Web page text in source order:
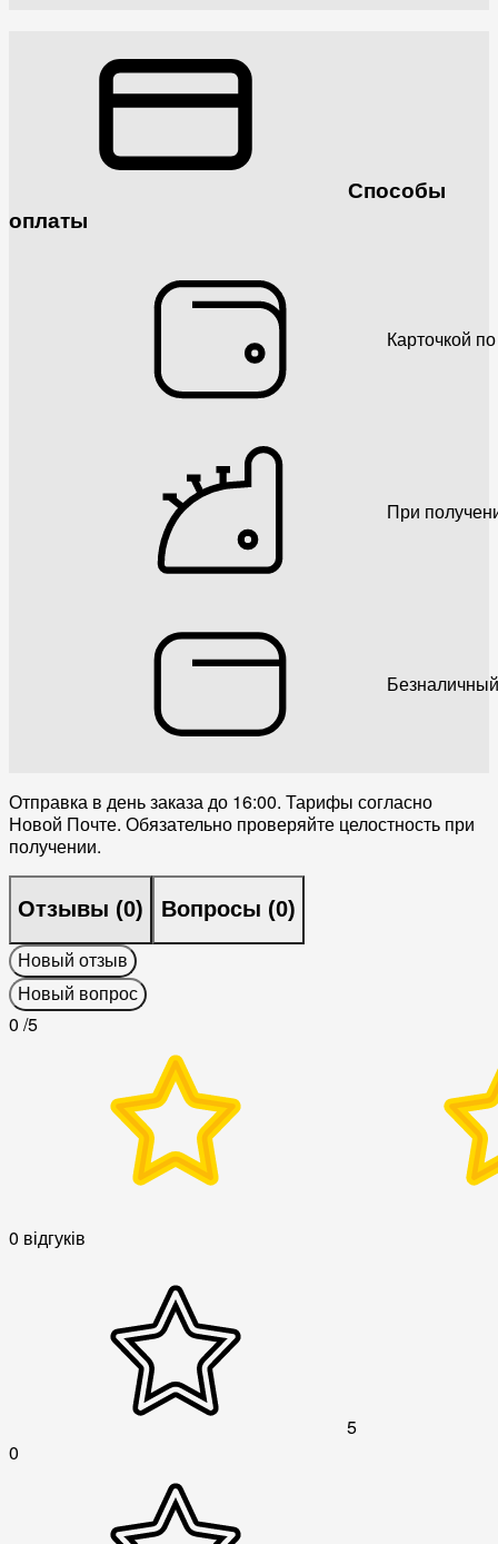
Способы
оплаты
Карточкой
При
Отправка в день заказа до 16:00. Тарифы согласно
Новой Почте. Обязательно проверяйте целостность при
получении.
Отзывы (0) Вопросы (0)
Новый отзыв
Новый вопрос
0 /5
0 відгуків
5
0